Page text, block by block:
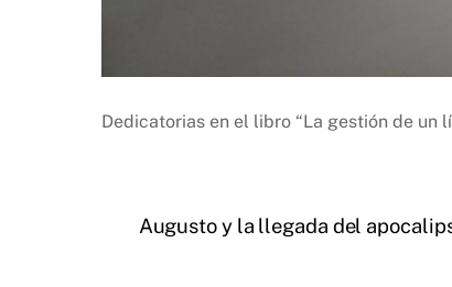
Dedicatorias en el libro “La gestión de un
Augusto y la llegada del